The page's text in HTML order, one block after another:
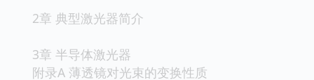
2章 典型激光器简介
3章 半导体激光器
附录A 薄透镜对光束的变换性质